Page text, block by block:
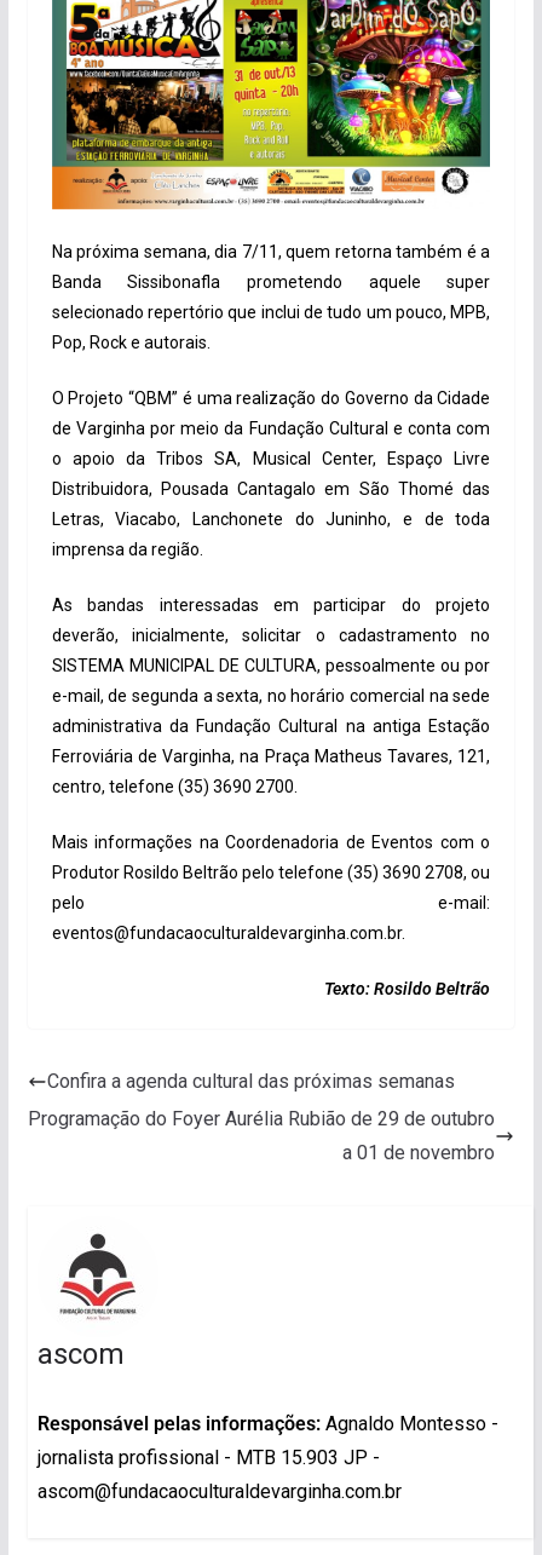
Na próxima semana, dia 7/11, quem retorna também é a
Banda Sissibonafla prometendo aquele super
selecionado repertório que inclui de tudo um pouco, MPB,
Pop, Rock e autorais.
O Projeto “QBM” é uma realização do Governo da Cidade
de Varginha por meio da Fundação Cultural e conta com
o apoio da Tribos SA, Musical Center, Espaço Livre
Distribuidora, Pousada Cantagalo em São Thomé das
Letras, Viacabo, Lanchonete do Juninho, e de toda
imprensa da região.
As bandas interessadas em participar do projeto
deverão, inicialmente, solicitar o cadastramento no
SISTEMA MUNICIPAL DE CULTURA, pessoalmente ou por
e-mail, de segunda a sexta, no horário comercial na sede
administrativa da Fundação Cultural na antiga Estação
Ferroviária de Varginha, na Praça Matheus Tavares, 121,
centro, telefone (35) 3690 2700.
Mais informações na Coordenadoria de Eventos com o
Produtor Rosildo Beltrão pelo telefone (35) 3690 2708, ou
pelo e-mail:
eventos@fundacaoculturaldevarginha.com.br.
Texto: Rosildo Beltrão
Confira a agenda cultural das próximas semanas
Programação do Foyer Aurélia Rubião de 29 de outubro
a 01 de novembro
ascom
Responsável pelas informações:Agnaldo Montesso -
jornalista profissional - MTB 15.903 JP -
ascom@fundacaoculturaldevarginha.com.br